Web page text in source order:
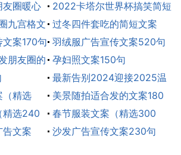
身，最后回到心脏，就像，我喜欢
奔向你
你生命里的布洛芬，在你最痛苦最难
的缓解与安慰
心里有没有你的位置，我说你在我的
（精选50句）
友圈暖心
2022卡塔尔世界杯搞笑简短
文案
九宫格文 过冬四件套吃的简短文案
190句
案170句 羽绒服广告宣传文案520句
朋友圈的 孕妇照文案150句
最新告别2024迎接2025温
馨文案160句
（精选
美景随拍适合发的文案180
句
精选240
春节服装文案（精选300
句）
告文案
沙发广告宣传文案230句